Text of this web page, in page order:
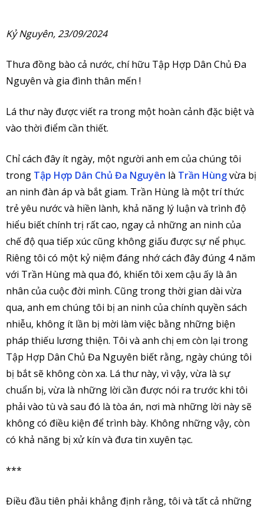
Kỷ Nguyên, 23/09/2024
Thưa đồng bào cả nước, chí hữu Tập Hợp Dân Chủ Đa
Nguyên và gia đình thân mến !
Lá thư này được viết ra trong một hoàn cảnh đặc biệt và
vào thời điểm cần thiết.
Chỉ cách đây ít ngày, một người anh em của chúng tôi
trong Tập Hợp Dân Chủ Đa Nguyên là Trần Hùngvừa bị
an ninh đàn áp và bắt giam. Trần Hùng là một trí thức
trẻ yêu nước và hiền lành, khả năng lý luận và trình độ
hiểu biết chính trị rất cao, ngay cả những an ninh của
chế độ qua tiếp xúc cũng không giấu được sự nể phục.
Riêng tôi có một kỷ niệm đáng nhớ cách đây đúng 4 năm
với Trần Hùng mà qua đó, khiến tôi xem cậu ấy là ân
nhân của cuộc đời mình. Cũng trong thời gian dài vừa
qua, anh em chúng tôi bị an ninh của chính quyền sách
nhiễu, không ít lần bị mời làm việc bằng những biện
pháp thiếu lương thiện. Tôi và anh chị em còn lại trong
Tập Hợp Dân Chủ Đa Nguyên biết rằng, ngày chúng tôi
bị bắt sẽ không còn xa. Lá thư này, vì vậy, vừa là sự
chuẩn bị, vừa là những lời cần được nói ra trước khi tôi
phải vào tù và sau đó là tòa án, nơi mà những lời này sẽ
không có điều kiện để trình bày. Không những vậy, còn
có khả năng bị xử kín và đưa tin xuyên tạc.
***
Điều đầu tiên phải khẳng định rằng, tôi và tất cả những